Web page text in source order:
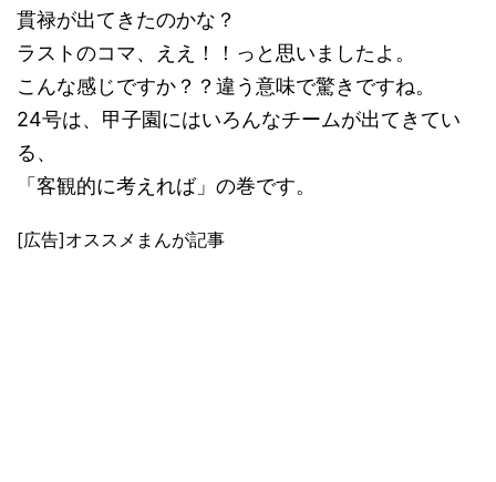
貫禄が出てきたのかな？
ラストのコマ、ええ！！っと思いましたよ。
こんな感じですか？？違う意味で驚きですね。
24号は、甲子園にはいろんなチームが出てきてい
る、
「客観的に考えれば」の巻です。
[広告]オススメまんが記事